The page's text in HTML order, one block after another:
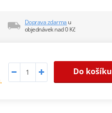
Doprava zdarma u
objednávek nad 0 Kč
Do košíku